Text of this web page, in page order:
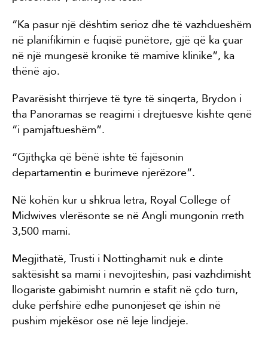
“Ka pasur një dështim serioz dhe të vazhdueshëm
në planifikimin e fuqisë punëtore, gjë që ka çuar
në një mungesë kronike të mamive klinike”, ka
thënë ajo.
Pavarësisht thirrjeve të tyre të sinqerta, Brydon i
tha Panoramas se reagimi i drejtuesve kishte qenë
“i pamjaftueshëm”.
“Gjithçka që bënë ishte të fajësonin
departamentin e burimeve njerëzore”.
Në kohën kur u shkrua letra, Royal College of
Midwives vlerësonte se në Angli mungonin rreth
3,500 mami.
Megjithatë, Trusti i Nottinghamit nuk e dinte
saktësisht sa mami i nevojiteshin, pasi vazhdimisht
llogariste gabimisht numrin e stafit në çdo turn,
duke përfshirë edhe punonjëset që ishin në
pushim mjekësor ose në leje lindjeje.